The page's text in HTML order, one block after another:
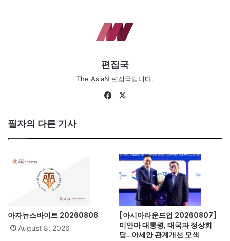
편집국
The AsiaN 편집국입니다.
Fa
필자의 다른 기사
아자뉴스바이트 20260808
August 8, 2026
[아시아라운드업 20260807]
미얀마 대통령, 태국과 정상회
담…아세안 관계개선 모색